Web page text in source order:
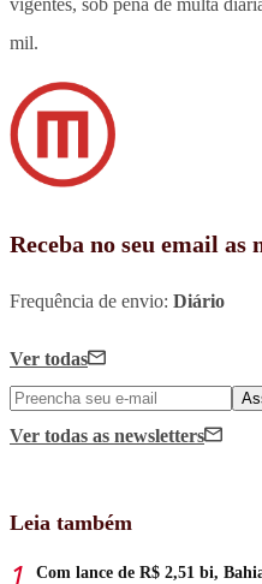
mil.
Receba no seu email
Frequência de envio: Diário
Ver todas
Ver todas as newsletters
Leia também
Com lance de R$ 2,51 bi,